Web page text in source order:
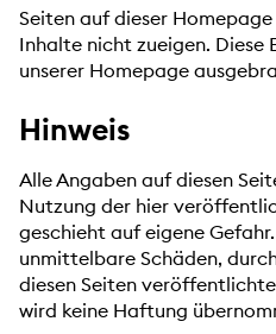
Seiten auf dieser
Inhalte nicht zueigen.
unserer Homepage
Hinweis
Alle Angaben auf diesen
Nutzung der hier
geschieht auf eigene
unmittelbare Schäden,
diesen Seiten
wird keine Haftung